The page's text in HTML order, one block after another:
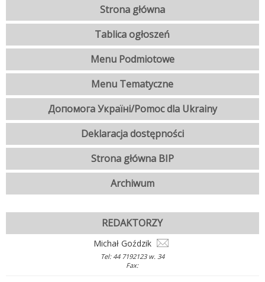
Strona główna
Tablica ogłoszeń
Menu Podmiotowe
Menu Tematyczne
Допомога Україні/Pomoc dla Ukrainy
Deklaracja dostępności
Strona główna BIP
Archiwum
REDAKTORZY
Michał Goździk
Tel: 44 7192123 w. 34
Fax: